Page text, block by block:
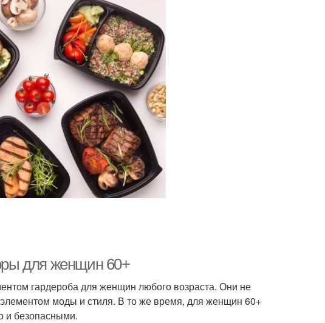
для женщин 60+
гардероба для женщин любого возраста. Они не
моды и стиля. В то же время, для женщин 60+
и безопасными.